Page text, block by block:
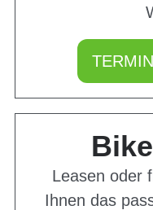
Leasen oder
Ihnen das